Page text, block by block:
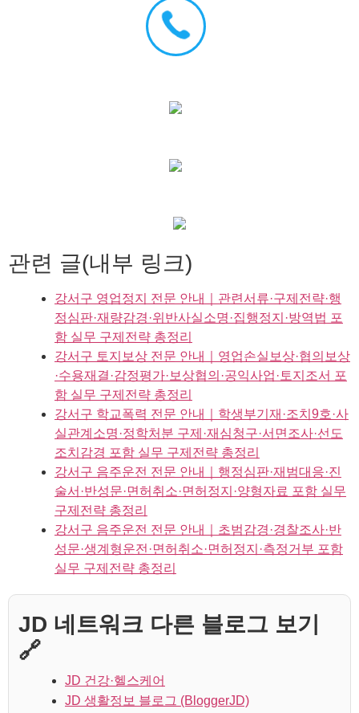
관련 글(내부 링크)
강서구 영업정지 전문 안내｜관련서류·구제전략·행
정심판·재량감경·위반사실소명·집행정지·방역법 포
함 실무 구제전략 총정리
강서구 토지보상 전문 안내｜영업손실보상·협의보상
·수용재결·감정평가·보상협의·공익사업·토지조서 포
함 실무 구제전략 총정리
강서구 학교폭력 전문 안내｜학생부기재·조치9호·사
실관계소명·정학처분 구제·재심청구·서면조사·선도
조치감경 포함 실무 구제전략 총정리
강서구 음주운전 전문 안내｜행정심판·재범대응·진
술서·반성문·면허취소·면허정지·양형자료 포함 실무
구제전략 총정리
강서구 음주운전 전문 안내｜초범감경·경찰조사·반
성문·생계형운전·면허취소·면허정지·측정거부 포함
실무 구제전략 총정리
JD 네트워크 다른 블로그 보기
🔗
JD 건강·헬스케어
JD 생활정보 블로그 (BloggerJD)